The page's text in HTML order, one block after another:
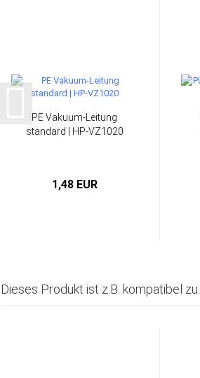
PE Vakuum-Leitung
standard | HP-VZ1020
1,48 EUR
Dieses Produkt ist z.B. kompatibel zu: